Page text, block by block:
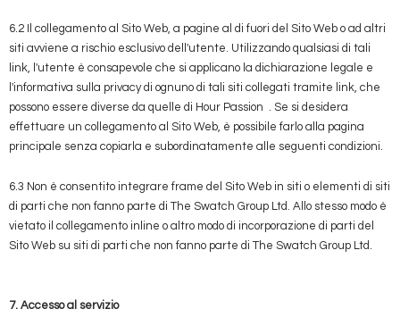
6.2 Il collegamento al Sito Web, a pagine al di fuori del Sito Web o ad altri
siti avviene a rischio esclusivo dell'utente. Utilizzando qualsiasi di tali
link, l'utente è consapevole che si applicano la dichiarazione legale e
l'informativa sulla privacy di ognuno di tali siti collegati tramite link, che
possono essere diverse da quelle di Hour Passion . Se si desidera
effettuare un collegamento al Sito Web, è possibile farlo alla pagina
principale senza copiarla e subordinatamente alle seguenti condizioni.
6.3 Non è consentito integrare frame del Sito Web in siti o elementi di siti
di parti che non fanno parte di The Swatch Group Ltd. Allo stesso modo è
vietato il collegamento inline o altro modo di incorporazione di parti del
Sito Web su siti di parti che non fanno parte di The Swatch Group Ltd.
7. Accesso al servizio